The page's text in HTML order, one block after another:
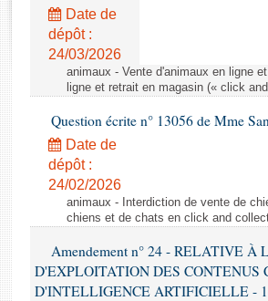
Rapports législatifs
Rapports sur l'application des lois
Baromètre de l’application des lois
Dossiers législatifs
Budget et sécurité sociale
Questions écrites et orales
Comptes rendus des débats
Date de
dépôt :
24/03/2026
animaux - Vente d'animaux en ligne
ligne et retrait en magasin (« click
Question écrite n° 13056 de Mme
Date de
dépôt :
24/02/2026
animaux - Interdiction de vente de
chiens et de chats en click and
Amendement n° 24 - RELATIVE À
D'EXPLOITATION DES CONTENUS
D'INTELLIGENCE ARTIFICIELLE -